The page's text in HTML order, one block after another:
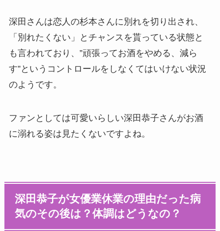
深田さんは恋人の杉本さんに別れを切り出され、
「別れたくない」とチャンスを貰っている状態と
も言われており、”頑張ってお酒をやめる、減ら
す”というコントロールをしなくてはいけない状況
のようです。
ファンとしては可愛いらしい深田恭子さんがお酒
に溺れる姿は見たくないですよね。
深田恭子が女優業休業の理由だった病
気のその後は？体調はどうなの？